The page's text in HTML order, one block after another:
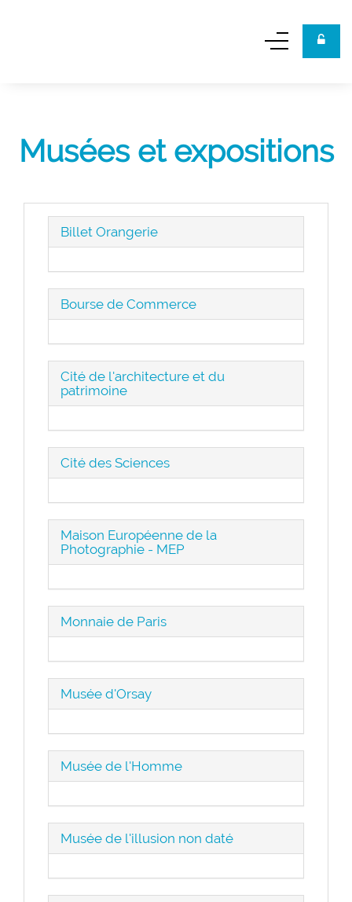
Musées et expositions
Billet Orangerie
Bourse de Commerce
Cité de l'architecture et du
patrimoine
Cité des Sciences
Maison Européenne de la
Photographie - MEP
Monnaie de Paris
Musée d'Orsay
Musée de l'Homme
Musée de l'illusion non daté